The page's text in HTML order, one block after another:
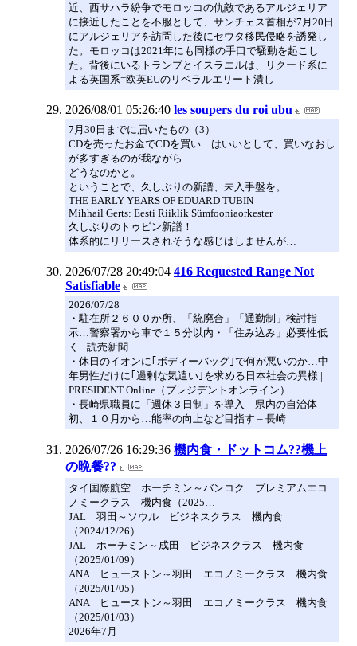
近、西サハラ紛争でモロッコの仇敵であるアルジェリア
に接近したことを不服として、サンチェス首相が7月20日
にアルジェリアを訪問した後にセウタ移民侵略を誘発し
た。モロッコは2021年にも同様の手口で騒動を起こし
た。背後にいるトランプとイスラエルは、リクード系に
よる英国系=欧英EUのリベラルエリート潰し
2026/08/01 05:26:40 les soupers du roi ubu
7月30日までに届いたもの（3）
CDを売ったお金でCDを買い…はいいとして、買いなおし
が多すぎるのが我ながら
どうなのかと。
ということで、久しぶりの新譜、未入手盤を。
THE EARLY YEARS OF EDUARD TUBIN
Mihhail Gerts: Eesti Riiklik Sümfooniaorkester
久しぶりのトゥビン新譜！
体系的にリリースされそうな感じはしませんが…
2026/07/28 20:49:04 416 Requested Range Not
Satisfiable
2026/07/28
・駐在所２６００か所、「統廃合」「通勤制」検討指
示…警察署から車で１５分以内・「住み込み」必要性低
く : 読売新聞
・休日のイオンに｢ボディーバッグ｣で何が悪いのか…中
年男性だけに｢過剰な気遣い｣を求める日本社会の異様 |
PRESIDENT Online（プレジデントオンライン）
・長崎県職員に「週休３日制」を導入 県内の自治体
初、１０月から…能率の向上など目指す – 長崎
2026/07/26 16:29:36 機内食・ドットコム??機上
の晩餐??
タイ国際航空 ホーチミン～バンコク プレミアムエコ
ノミークラス 機内食（2025…
JAL 羽田～ソウル ビジネスクラス 機内食
（2024/12/26）
JAL ホーチミン～成田 ビジネスクラス 機内食
（2025/01/09）
ANA ヒューストン～羽田 エコノミークラス 機内食
（2025/01/05）
ANA ヒューストン～羽田 エコノミークラス 機内食
（2025/01/03）
2026年7月